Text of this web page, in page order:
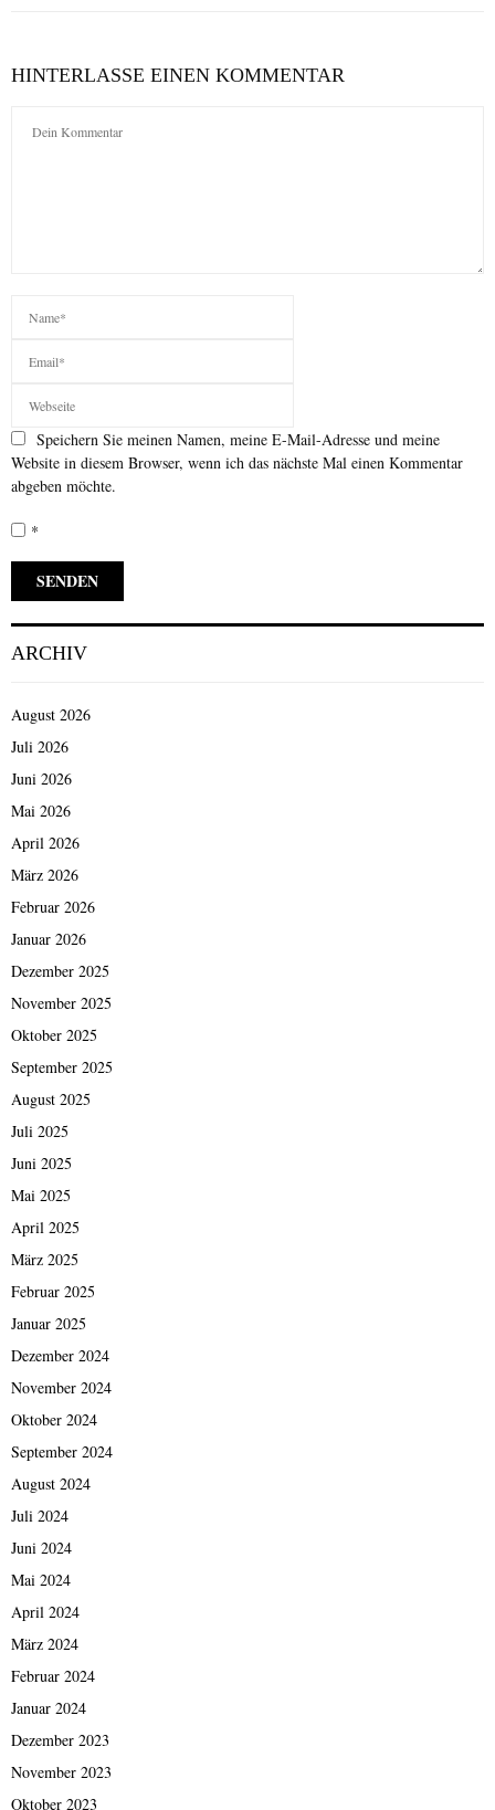
HINTERLASSE EINEN KOMMENTAR
Speichern Sie meinen Namen, meine E-Mail-Adresse und meine
Website in diesem Browser, wenn ich das nächste Mal einen Kommentar
abgeben möchte.
*
ARCHIV
August 2026
Juli 2026
Juni 2026
Mai 2026
April 2026
März 2026
Februar 2026
Januar 2026
Dezember 2025
November 2025
Oktober 2025
September 2025
August 2025
Juli 2025
Juni 2025
Mai 2025
April 2025
März 2025
Februar 2025
Januar 2025
Dezember 2024
November 2024
Oktober 2024
September 2024
August 2024
Juli 2024
Juni 2024
Mai 2024
April 2024
März 2024
Februar 2024
Januar 2024
Dezember 2023
November 2023
Oktober 2023